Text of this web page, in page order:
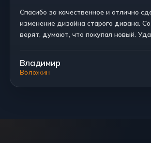
Спасибо за качественное и отлично
изменение дизайна старого дивана.
верят, думают, что покупал новый.
Владимир
Воложин